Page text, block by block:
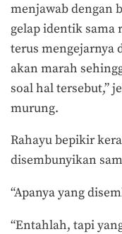
menjawab dengan
gelap identik sama
terus mengejarnya
akan marah
soal hal tersebut,”
murung.
Rahayu bepikir
disembunyikan
“Apanya yang
“Entahlah, tapi